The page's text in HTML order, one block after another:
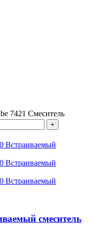
7421 Смеситель
смеситель